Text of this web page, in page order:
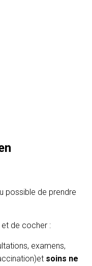
possible de prendre
de cocher :
examens,
soins ne